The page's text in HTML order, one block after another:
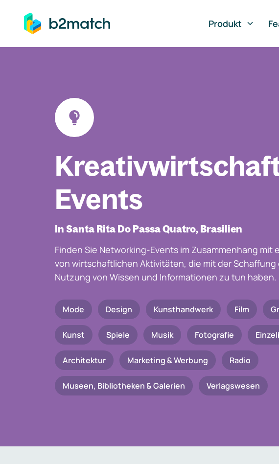
springen
Produkt
Events
In Santa Rita Do Passa Quatro, Brasilien
Finden Sie Networking-Events im Zusammenhang mit
von wirtschaftlichen Aktivitäten, die mit der Schaffung
Nutzung von Wissen und Informationen zu tun haben.
Mode Design Kunsthandwerk Film
Kunst Spiele Musik Fotografie
Architektur Marketing & Werbung Radio
Museen, Bibliotheken & Galerien Verlagswesen